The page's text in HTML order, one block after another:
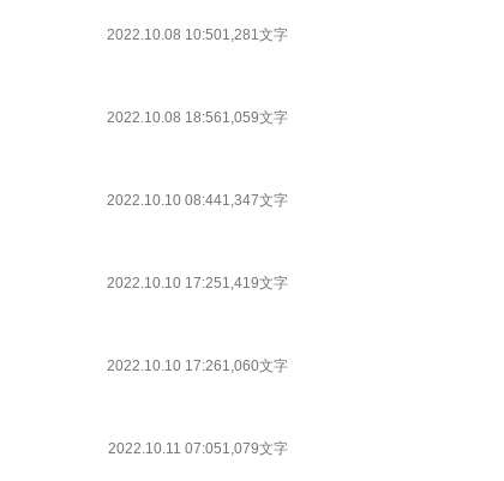
2022.10.08 10:501,281文字
2022.10.08 18:561,059文字
2022.10.10 08:441,347文字
2022.10.10 17:251,419文字
2022.10.10 17:261,060文字
2022.10.11 07:051,079文字